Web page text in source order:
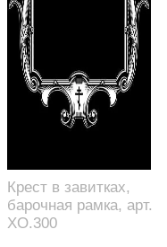
Крест в завитках,
барочная рамка, арт.
XO.300